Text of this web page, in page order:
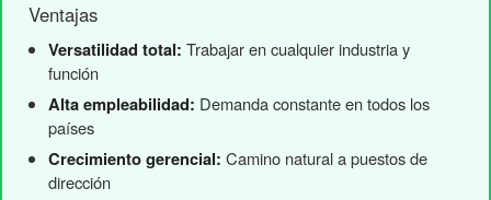
Ventajas
Versatilidad total: Trabajar en cualquier industria y
función
Alta empleabilidad: Demanda constante en todos los
países
Crecimiento gerencial: Camino natural a puestos de
dirección